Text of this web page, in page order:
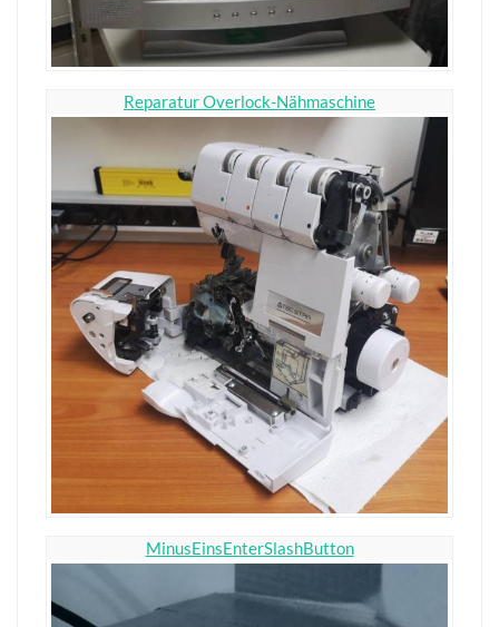
Reparatur Overlock-Nähmaschine
MinusEinsEnterSlashButton